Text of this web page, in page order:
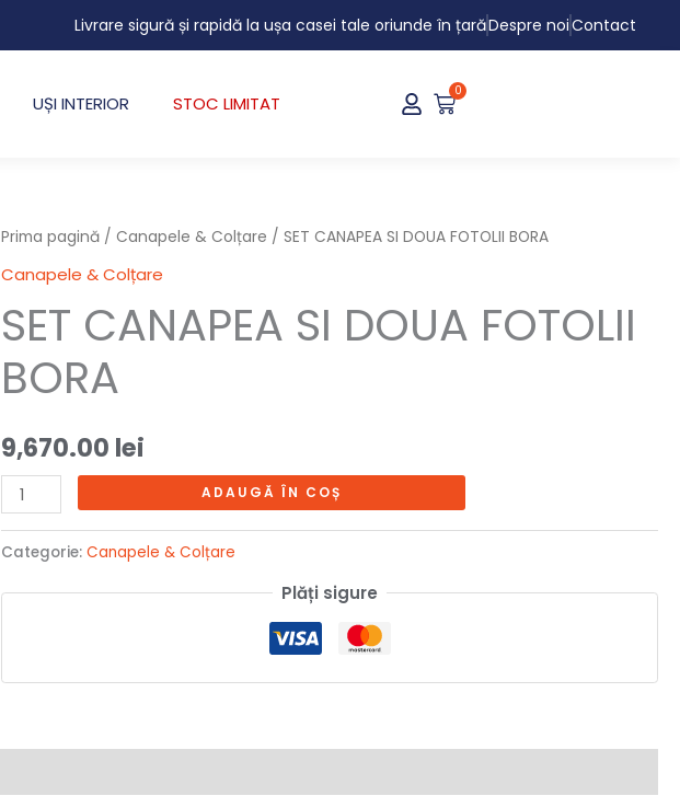
Livrare sigură și rapidă la ușa casei tale oriunde în țarăDespre noiContact
UȘI INTERIOR STOC LIMITAT
0
Cart
Prima pagină /Canapele & Colțare / SET CANAPEA SI DOUA FOTOLII BORA
Canapele & Colțare
SET CANAPEA SI DOUA FOTOLII
BORA
9,670.00 lei
Cantitate
SET
SI
FOTOLII
ADAUGĂ ÎN COȘ
Categorie:Canapele & Colțare
Plăți sigure